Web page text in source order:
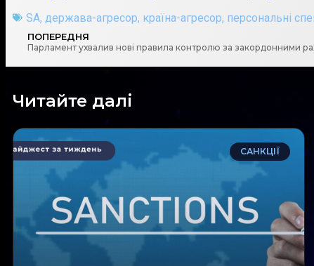
SA, держава-агресор, країна-агресор, персональні
ПОПЕРЕДНЯ
Парламент ухвалив нові правила контролю за закордонними
Читайте далі
САНКЦІЇ